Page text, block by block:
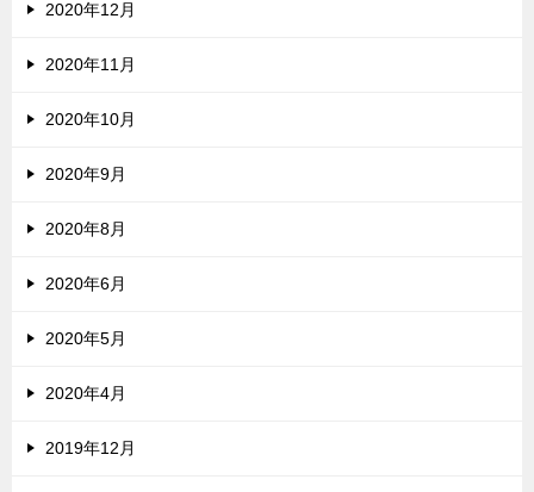
2020年12月
2020年11月
2020年10月
2020年9月
2020年8月
2020年6月
2020年5月
2020年4月
2019年12月